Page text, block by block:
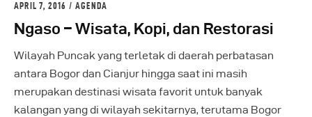
APRIL 7, 2016 AGENDA
Ngaso – Wisata, Kopi, dan Restorasi
Wilayah Puncak yang terletak di daerah perbatasan
antara Bogor dan Cianjur hingga saat ini masih
merupakan destinasi wisata favorit untuk banyak
kalangan yang di wilayah sekitarnya, terutama Bogor